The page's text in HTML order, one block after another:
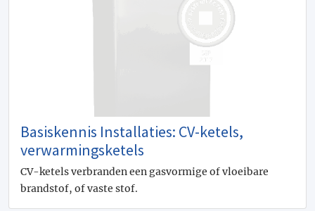
Basiskennis Installaties: CV-ketels,
verwarmingsketels
CV-ketels verbranden een gasvormige of vloeibare
brandstof, of vaste stof.